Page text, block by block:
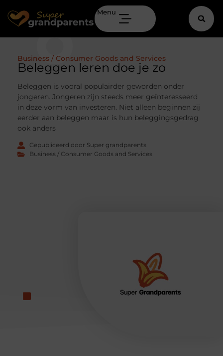
Menu
Business / Consumer Goods and Services
Beleggen leren doe je zo
Beleggen is vooral populairder geworden onder
jongeren. Jongeren zijn steeds meer geïnteresseerd
in deze vorm van investeren. Niet alleen beginnen zij
eerder aan beleggen maar is hun beleggingsgedrag
ook anders
Gepubliceerd door Super grandparents
Business / Consumer Goods and Services